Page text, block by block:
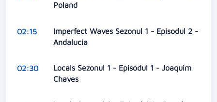
Poland
02:15
Imperfect Waves Sezonul 1 - Episodul 2 -
Andalucia
02:30
Locals Sezonul 1 - Episodul 1 - Joaquim
Chaves